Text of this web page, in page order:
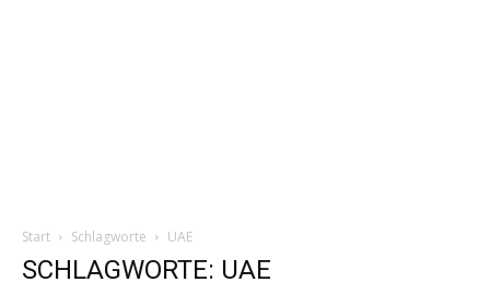
Start Schlagworte UAE
SCHLAGWORTE: UAE